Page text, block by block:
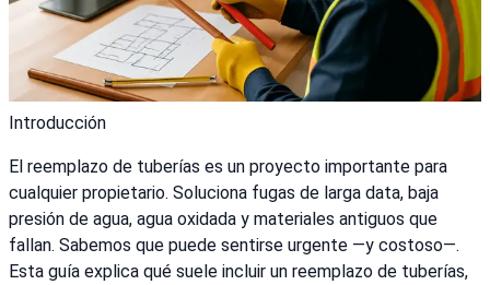
Introducción
El reemplazo de tuberías es un proyecto importante para
cualquier propietario. Soluciona fugas de larga data, baja
presión de agua, agua oxidada y materiales antiguos que
fallan. Sabemos que puede sentirse urgente —y costoso—.
Esta guía explica qué suele incluir un reemplazo de tuberías,